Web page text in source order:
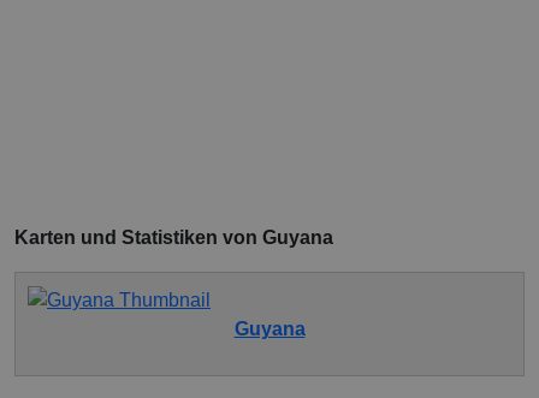
Karten und Statistiken von Guyana
Guyana